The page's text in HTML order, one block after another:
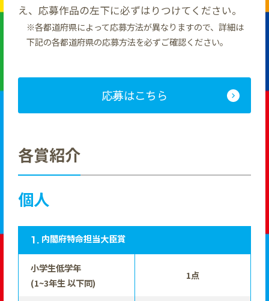
え、応募作品の左下に必ずはりつけてください。
各都道府県によって応募方法が異なりますので、詳細は
下記の各都道府県の応募方法を必ずご確認ください。
応募はこちら
各賞紹介
個人
内閣府特命担当大臣賞
小学生低学年
(1~3年生 以下同)
1点